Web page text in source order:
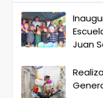
Juan